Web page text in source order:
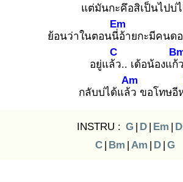
แต่มันกะคึอสิเป็นไปบ่
ย้อนว่าในตอนนี่อ้
Em
ายกะมีคนด
อยู่แล้ว
C
.. เด้อน้องแก้ว
กลับบ่ได้แล้ว
Am
ขอโทษอี
INSTRU : G | D | Em |
C | Bm | Am | D | G